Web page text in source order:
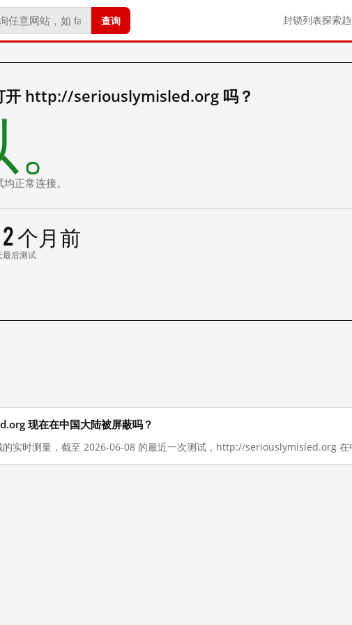
查询 封锁列表探索
开 http://seriouslymisled.org 吗？
正常连接。
2 个月前
最后测试
现在在中国大陆被屏蔽吗？
实时测量，截至 2026-06-08 的最近一次测试，http://seriouslymisled.org 在